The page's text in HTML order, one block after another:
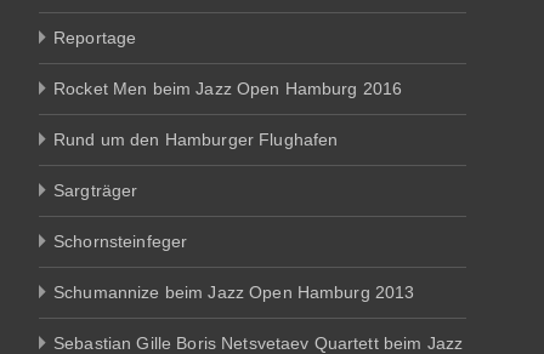
Reportage
Rocket Men beim Jazz Open Hamburg 2016
Rund um den Hamburger Flughafen
Sargträger
Schornsteinfeger
Schumannize beim Jazz Open Hamburg 2013
Sebastian Gille Boris Netsvetaev Quartett beim Jazz